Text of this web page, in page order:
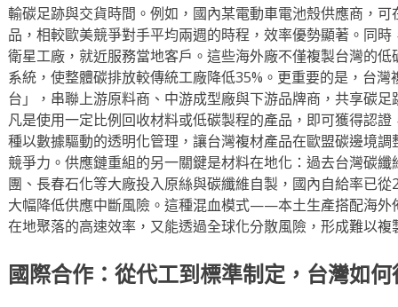
輸碳足跡與交貨時間。例如，國內某電動車電池殼供應商，
品，相較歐美競爭對手平均兩週的時程，效率優勢顯著。同
衛星工廠，就近服務當地客戶。這些海外廠不僅複製台灣的
系統，使整體碳排放較傳統工廠降低35%。更重要的是，台
台」，串聯上游原料商、中游成型廠與下游品牌商，共享碳
凡是使用一定比例回收材料或低碳製程的產品，即可獲得認
種以數據驅動的透明化管理，讓台灣複材產品在歐盟碳邊境
競爭力。供應鏈重組的另一關鍵是材料在地化：過去台灣碳
團、長春石化等大廠投入原絲與碳纖維自製，國內自給率已
大幅降低供應中斷風險。這種混血模式——本土生產搭配海
在地聚落的高速效率，又能透過全球化分散風險，形成難以複
國際合作：從代工到標準制定，台灣如